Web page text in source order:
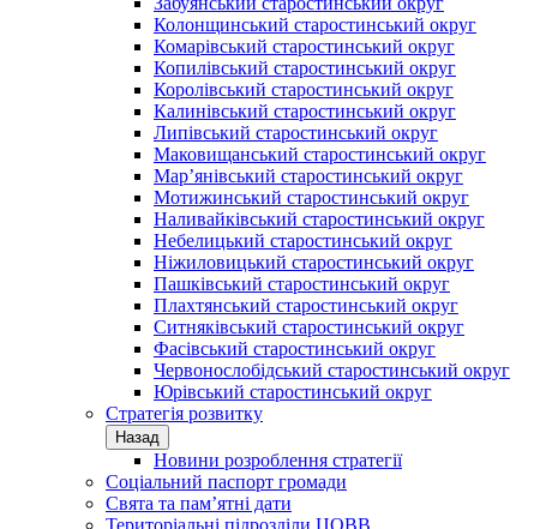
Колонщинський старостинський округ
Комарівський старостинський округ
Копилівський старостинський округ
Королівський старостинський округ
Калинівський старостинський округ
Липівський старостинський округ
Маковищанський старостинський округ
Мар’янівський старостинський округ
Мотижинський старостинський округ
Наливайківський старостинський округ
Небелицький старостинський округ
Ніжиловицький старостинський округ
Пашківський старостинський округ
Плахтянський старостинський округ
Ситняківський старостинський округ
Фасівський старостинський округ
Червонослобідський старостинський округ
Юрівський старостинський округ
Стратегія розвитку
Назад
Новини розроблення стратегії
Соціальний паспорт громади
Свята та пам’ятні дати
Територіальні підрозділи ЦОВВ